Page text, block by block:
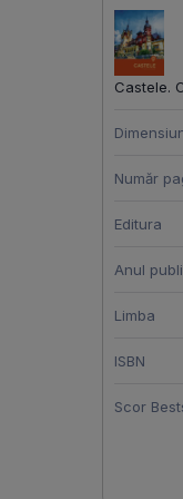
Castele.
Număr
Editura
Anul
Limba
ISBN
Scor